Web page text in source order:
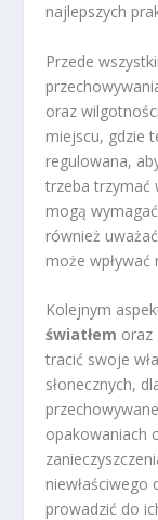
najlepszych
Przede
oraz
miejscu, gdzie
regulowana,
trzeba trzymać
mogą
również
może wpływać
Kolejnym
światłem oraz
tracić swoje
słonecznych,
opakowaniach
niewłaściwego
prowadzić do